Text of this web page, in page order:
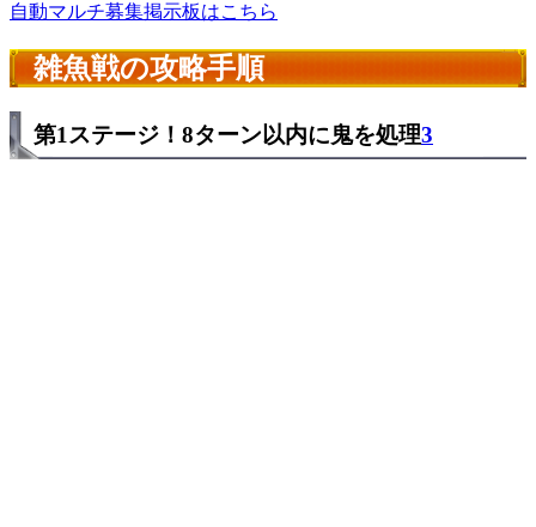
自動マルチ募集掲示板はこちら
雑魚戦の攻略手順
第1ステージ！8ターン以内に鬼を処理3